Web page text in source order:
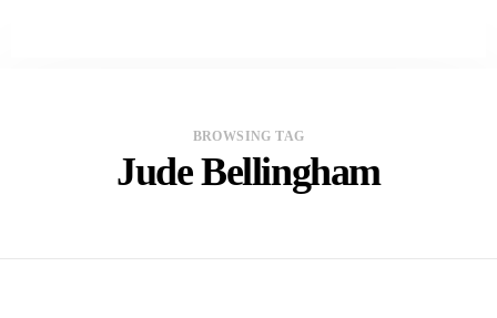
BROWSING TAG
Jude Bellingham